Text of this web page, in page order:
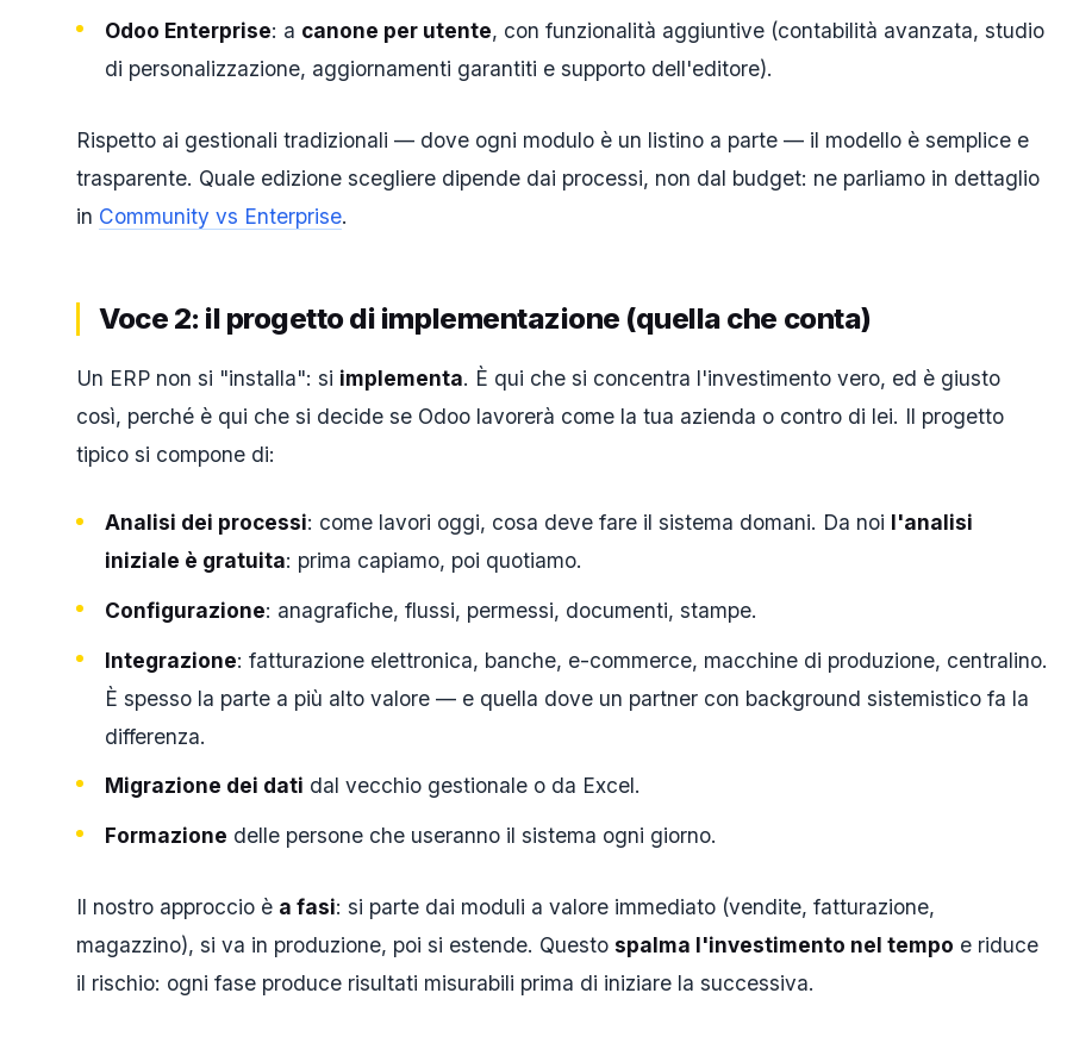
Odoo Enterprise: a canone per utente, con funzionalità aggiuntive (contabilità avanzata, studio
di personalizzazione, aggiornamenti garantiti e supporto dell'editore).
Rispetto ai gestionali tradizionali — dove ogni modulo è un listino a parte — il modello è semplice e
trasparente. Quale edizione scegliere dipende dai processi, non dal budget: ne parliamo in dettaglio
in Community vs Enterprise.
Voce 2: il progetto di implementazione (quella che conta)
Un ERP non si "installa": si implementa. È qui che si concentra l'investimento vero, ed è giusto
così, perché è qui che si decide se Odoo lavorerà come la tua azienda o contro di lei. Il progetto
tipico si compone di:
Analisi dei processi: come lavori oggi, cosa deve fare il sistema domani. Da noi l'analisi
iniziale è gratuita: prima capiamo, poi quotiamo.
Configurazione: anagrafiche, flussi, permessi, documenti, stampe.
Integrazione: fatturazione elettronica, banche, e-commerce, macchine di produzione, centralino.
È spesso la parte a più alto valore — e quella dove un partner con background sistemistico fa la
differenza.
Migrazione dei dati dal vecchio gestionale o da Excel.
Formazione delle persone che useranno il sistema ogni giorno.
Il nostro approccio è a fasi: si parte dai moduli a valore immediato (vendite, fatturazione,
magazzino), si va in produzione, poi si estende. Questo spalma l'investimento nel tempo e riduce
il rischio: ogni fase produce risultati misurabili prima di iniziare la successiva.